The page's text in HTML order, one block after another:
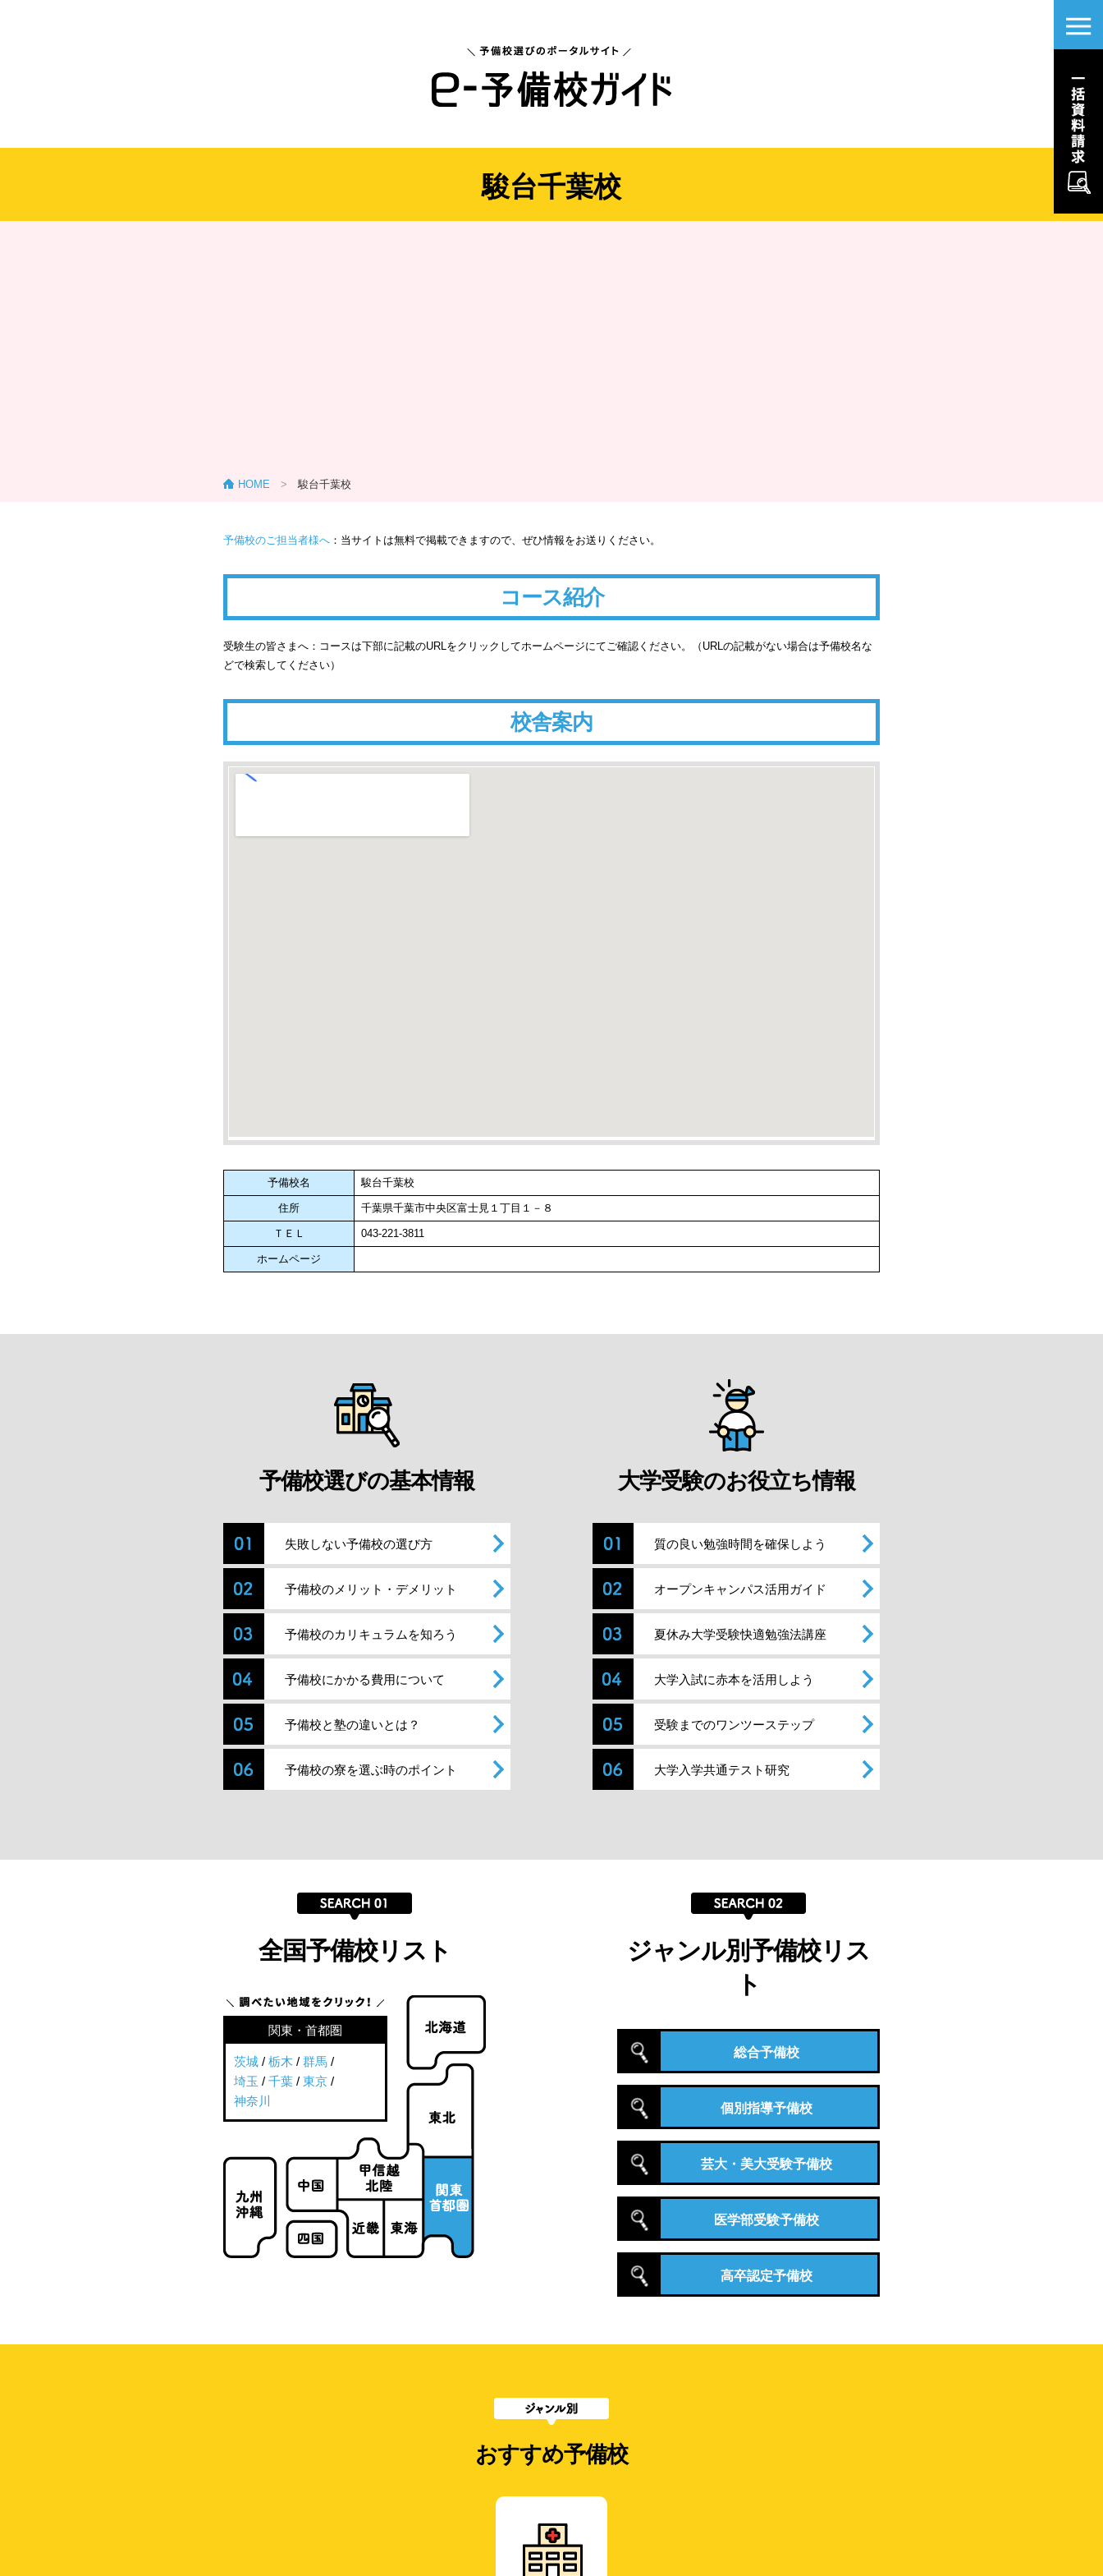
駿台千葉校
HOME >駿台千葉校
予備校のご担当者様へ ：当サイトは無料で掲載できますので、ぜひ情報をお送りください。
コース紹介
受験生の皆さまへ：コースは下部に記載のURLをクリックしてホームページにてご確認ください。（URLの記載がない場合は予備校名な
どで検索してください）
校舎案内
予備校名 駿台千葉校
住所 千葉県千葉市中央区富士見１丁目１－８
ＴＥＬ 043-221-3811
ホームページ
予備校選びの基本情報
失敗しない予備校の選び方
予備校のメリット・デメリット
予備校のカリキュラムを知ろう
予備校にかかる費用について
予備校と塾の違いとは？
予備校の寮を選ぶ時のポイント
大学受験のお役立ち情報
質の良い勉強時間を確保しよう
オープンキャンパス活用ガイド
夏休み大学受験快適勉強法講座
大学入試に赤本を活用しよう
受験までのワンツーステップ
大学入学共通テスト研究
全国予備校リスト
関東・首都圏
茨城 / 栃木 / 群馬 /
埼玉 / 千葉 / 東京 /
神奈川
ジャンル別予備校リス
ト
総合予備校
個別指導予備校
芸大・美大受験予備校
医学部受験予備校
高卒認定予備校
おすすめ予備校